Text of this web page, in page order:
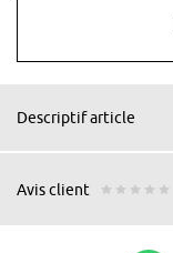
Descriptif article
Avis client